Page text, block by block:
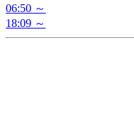
06:50 ～
18:09 ～